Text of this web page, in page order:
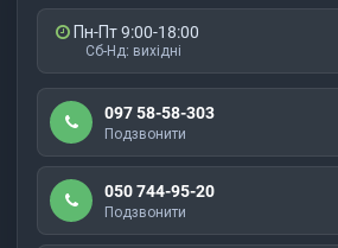
Пн-Пт 9:00-18:00
Сб-Нд: вихідні
097 58-58-303
Подзвонити
050 744-95-20
Подзвонити